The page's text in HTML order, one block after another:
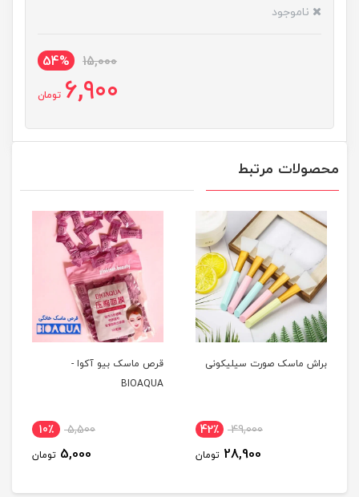
ناموجود
15,000
54%
6,900 تومان
محصولات مرتبط
براش ماسک صورت سیلیکونی
49,000 42٪
28,900 تومان
قرص ماسک بیو آکوا -
BIOAQUA
5,500 10٪
5,000 تومان